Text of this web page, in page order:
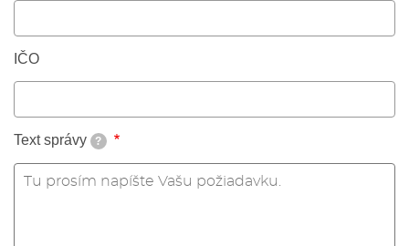
IČO
Text správy ?